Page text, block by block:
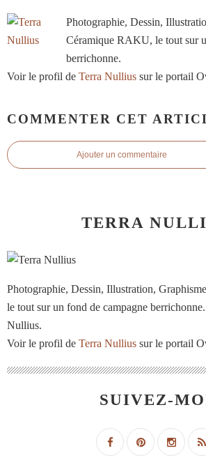
Photographie, Dessin,
Céramique RAKU, le tout sur
berrichonne.
Voir le profil de Terra Nullius sur le portail
COMMENTER CET
Ajouter un commentaire
TERRA
Photographie, Dessin, Illustration,
le tout sur un fond de campagne
Nullius.
Voir le profil de Terra Nullius sur le portail
SUIVEZ-